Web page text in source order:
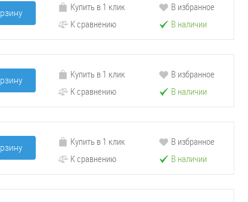
Купить в 1 клик
К сравнению
В избранное
В наличии
Купить в 1 клик
К сравнению
В избранное
В наличии
Купить в 1 клик
К сравнению
В избранное
В наличии